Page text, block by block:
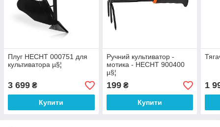
Плуг HECHT 000751 для
культиватора µ§¦
3 699 ₴
Купити
Ручний культиватор -
мотика - HECHT 900400
µ§¦
199₴
Купити
1